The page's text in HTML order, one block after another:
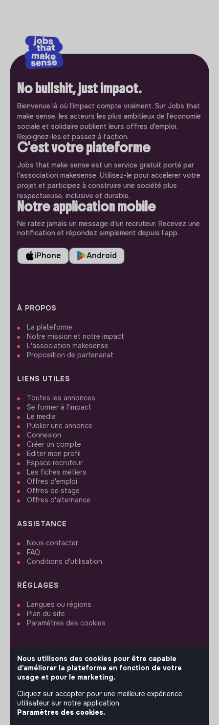
No bullshit, just impact.
Bienvenue là où l'impact compte vraiment. Sur Jobs that
make sense, les acteurs les plus ambitieux de l'économie
sociale et solidaire publient leurs offres d'emploi.
Rejoignez-les et passez à l'action.
C'est votre plateforme
Jobs that make sense est un service gratuit porté par
l'association makesense. Utilisez-le pour accélerer votre
projet et participez à construire une société plus
respectueuse, inclusive et durable.
Notre application mobile
Ne ratez jamais un message d’un recruteur. Recevez une
notification et répondez simplement depuis l’app.
iPhone Android
À PROPOS
La plateforme
Notre mission et notre impact
L'association makesense
Proposition de partenariat
LIENS UTILES
Toutes les annonces
Se former à l'impact
Le media
Publier une annonce
Connexion
Créer un compte
Editer mon profil
Espace recruteur
Les fiches métiers
Offres d'emploi
Offres de stage
Offres d'alternance
ASSISTANCE
Nous contacter
FAQ
Conditions d'utilisation
RÉGLAGES
Langues ou régions
Plan du site
Paramètres des cookies
SUIVEZ-NOUS
© 2026 jobs that makesense.
Nous utilisons des cookies pour être capable
d'améliorer la plateforme en fonction de votre
usage et pour le marketing.
Cliquez sur accepter pour une meilleure expérience
utilisateur sur notre application.
Paramètres des cookies.